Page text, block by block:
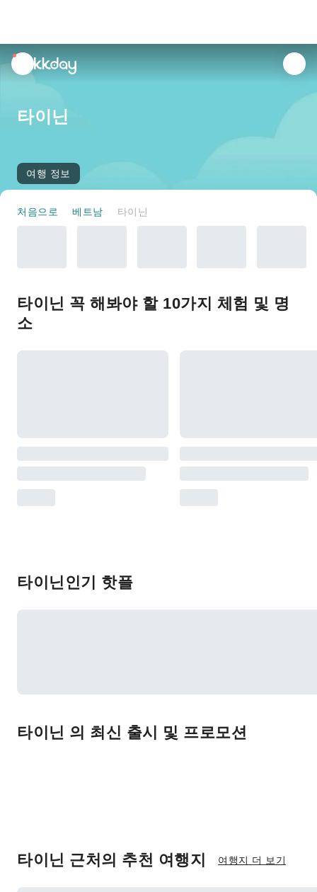
unread
notifications
타이닌
여행 정보
처음으로 베트남 타이닌
타이닌 꼭 해봐야 할 10가지 체험 및 명
소
타이닌인기 핫플
타이닌 의 최신 출시 및 프로모션
타이닌 근처의 추천 여행지 여행지 더 보기